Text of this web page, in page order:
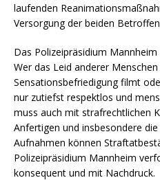
laufenden
Versorgung der beiden
Das Polizeipräsidium
Wer das Leid anderer
Sensationsbefriedigung filmt
nur zutiefst respektlos und
muss auch mit strafrechtlichen
Anfertigen und insbesondere
Aufnahmen können
Polizeipräsidium Mannheim
konsequent und mit Nachdruck.